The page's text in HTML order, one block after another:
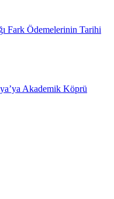
Fark Ödemelerinin Tarihi
Akademik Köprü